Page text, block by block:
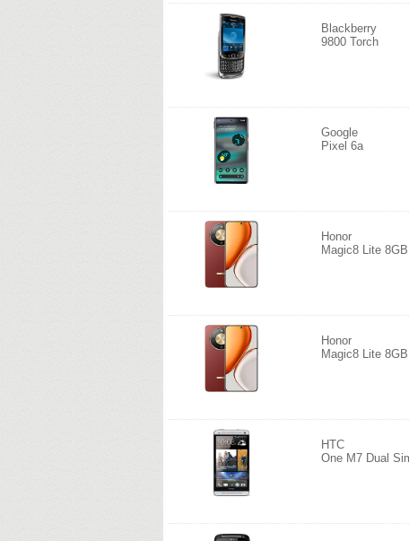
Blackberry
9800 Torch
Google
Pixel 6a
Honor
Magic8 Lite
Honor
Magic8 Lite
HTC
One M7 Dual